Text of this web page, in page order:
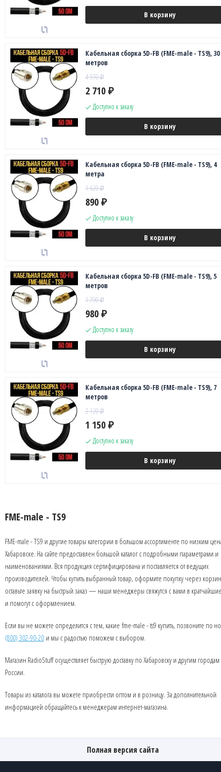
В корзину
Кабельная сборка 5D-FB (FME-male - TS9), 30
метров
4 970₽
2 710 ₽
Доступно к заказу
В корзину
Кабельная сборка 5D-FB (FME-male - TS9), 4
метра
1 620₽
890 ₽
Доступно к заказу
В корзину
Кабельная сборка 5D-FB (FME-male - TS9), 5
метров
1 790₽
980 ₽
Доступно к заказу
В корзину
Кабельная сборка 5D-FB (FME-male - TS9), 7
метров
2 120₽
1 150 ₽
Доступно к заказу
В корзину
FME-male - TS9
FME-male - TS9 и другие товары категории в большом ассортименте по низким
Хабаровске. На сайте предоставлен большой каталог с подробными параметрами и
наименованиями. Вся продукция сертифицирована и поставляется от ведущих
производителей. Чтобы купить выбранный товар, оформите покупку через
оставьте заявку на быстрый заказ — наши менеджеры свяжутся с вами в
и помогут с оформлением.
Если вы не можете определится с тем, какие fme-male - ts9 купить, позвоните по
(800) 302-90-20 и мы с радостью поможем с выбором.
Магазин RadioStuff осуществляет быструю доставку по Хабаровску и другим городам
России.
Товары из каталога вы можете приобрести оптом и в розницу. За дополнительной
информацией обращайтесь к менеджерам интернет-магазина.
Полная версия сайта